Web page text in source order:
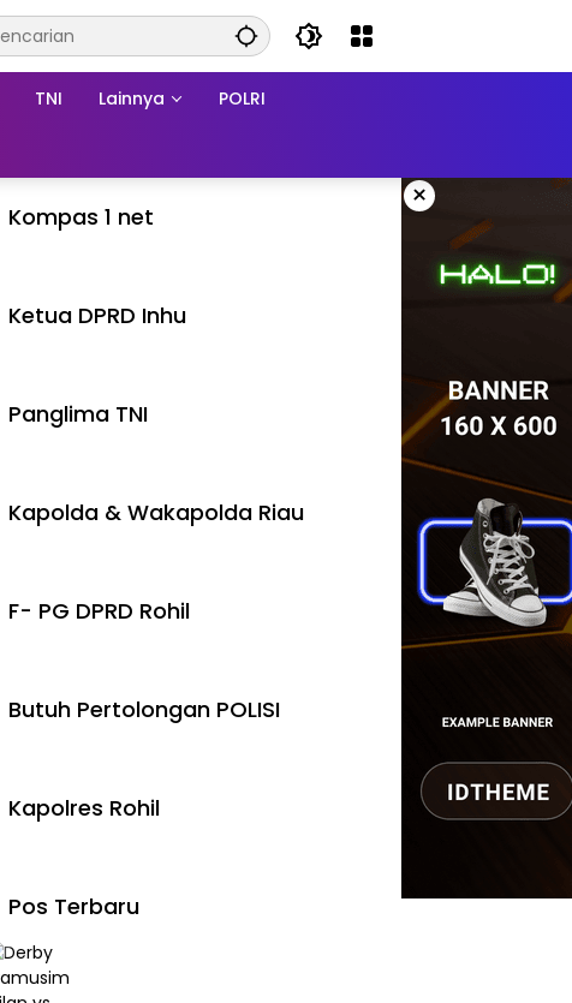
TNI Lainnya POLRI
×
Kompas 1 net
Ketua DPRD Inhu
Panglima TNI
Kapolda & Wakapolda Riau
F- PG DPRD Rohil
Butuh Pertolongan POLISI
Kapolres Rohil
Pos Terbaru